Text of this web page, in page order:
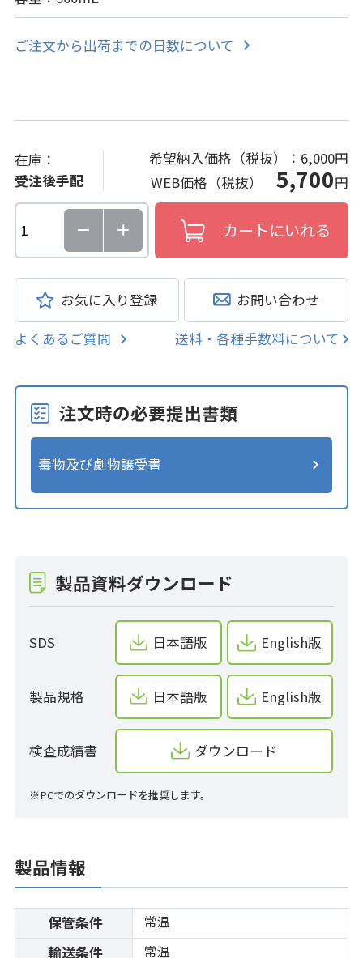
ご注文から出荷までの日数について
在庫：
受注後手配
希望納入価格（税抜）： 6,000円
WEB価格（税抜）5,700円
お気に入り登録 お問い合わせ
よくあるご質問 送料・各種手数料について
注文時の必要提出書類
毒物及び劇物譲受書
製品資料ダウンロード
SDS 日本語版 English版
製品規格 日本語版 English版
検査成績書 ダウンロード
※PCでのダウンロードを推奨します。
製品情報
保管条件 常温
輸送条件 常温